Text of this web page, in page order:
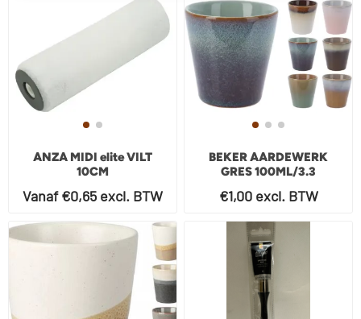
ANZA MIDI elite VILT
10CM
Vanaf €0,65 excl. BTW
BEKER AARDEWERK
GRES 100ML/3.3
€1,00 excl. BTW